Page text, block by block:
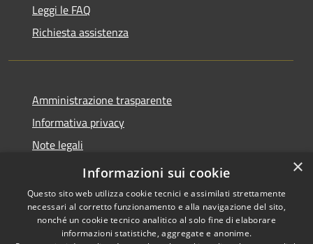
Leggi le FAQ
Richiesta assistenza
Amministrazione trasparente
Informativa privacy
Note legali
Dichiarazione di accessibilità
Copyright © 2026 • Comune di
×
Informazioni sui cookie
Questo sito web utilizza cookie tecnici e assimilati strettamente
necessari al corretto funzionamento e alla navigazione del sito,
nonché un cookie tecnico analitico al solo fine di elaborare
informazioni statistiche, aggregate e anonime.